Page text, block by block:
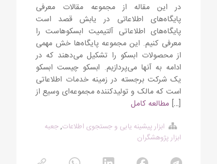
در این مقاله از مجموعه مقالات معرفی
پایگاه‌های اطلاعاتی در یابش قصد است
پایگاه‌های اطلاعاتی آلتیمیت ابسکوهاست را
معرفی کنیم. این مجموعه پایگاه‌ها خش مهمی
از محصولات ابسکو را تشکیل می‌دهند که در
ادامه به آنها می‌پردازیم. ابسکو چیست ابسکو
یک شرکت برجسته در زمینه خدمات اطلاعاتی
است که مالک و تولیدکننده مجموعه‌ای وسیع از
[…]مطالعه کامل
ابزار پیشینه یابی و جستجوی اطلاعات,جعبه
ابزار پژوهشگران